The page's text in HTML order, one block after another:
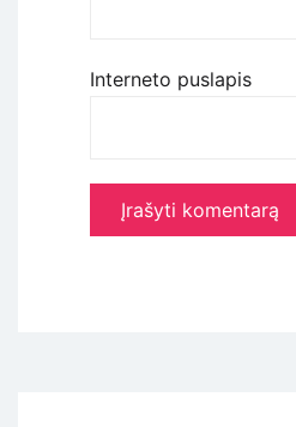
Interneto puslapis